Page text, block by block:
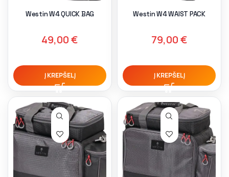
Westin W4 QUICK BAG
49,00€
Į KREPŠELĮ
Westin W4 WAIST PACK
79,00€
Į KREPŠELĮ